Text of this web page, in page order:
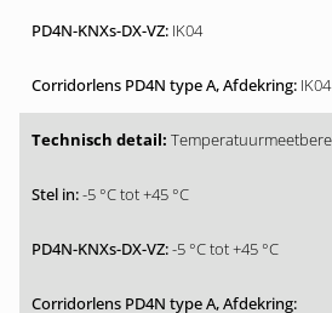
IK04
IK04
-5 °C tot +45 °C
-5 °C tot +45 °C